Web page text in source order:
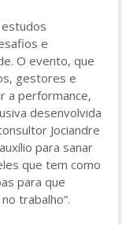
e
O evento, que
gestores e
a performance,
desenvolvida
Jociandre
para sanar
que tem como
para que
trabalho”.